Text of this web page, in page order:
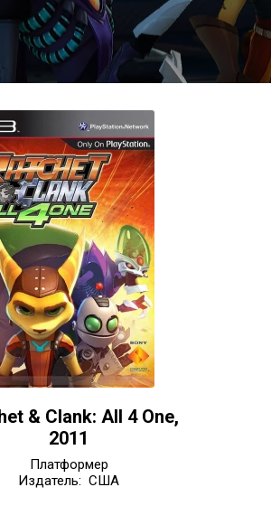
& Clank: All 4 One,
2011
Платформер
Издатель: США